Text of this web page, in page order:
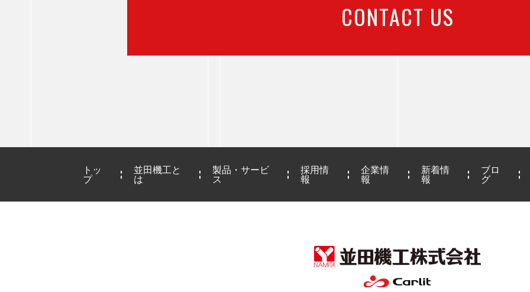
CONTACT US
トッ
プ
並田機工と
は
製品・サービ
ス
採用情
報
企業情
報
新着情
報
ブロ
グ